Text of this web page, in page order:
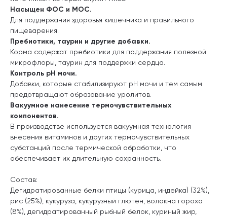
Насыщен ФОС и МОС.
Для поддержания здоровья кишечника и правильного
пищеварения.
Пребиотики, таурин и другие добавки.
Корма содержат пребиотики для поддержания полезной
микрофлоры, таурин для поддержки сердца.
Контроль pH мочи.
Добавки, которые стабилизируют pH мочи и тем самым
предотвращают образование уролитов.
Вакуумное нанесение термочувствительных
компонентов.
В производстве используется вакуумная технология
внесения витаминов и других термочувствительных
субстанций после термической обработки, что
обеспечивает их длительную сохранность.
Состав:
Дегидратированные белки птицы (курица, индейка) (32%),
рис (25%), кукуруза, кукурузный глютен, волокна гороха
(8%), дегидратированный рыбный белок, куриный жир,